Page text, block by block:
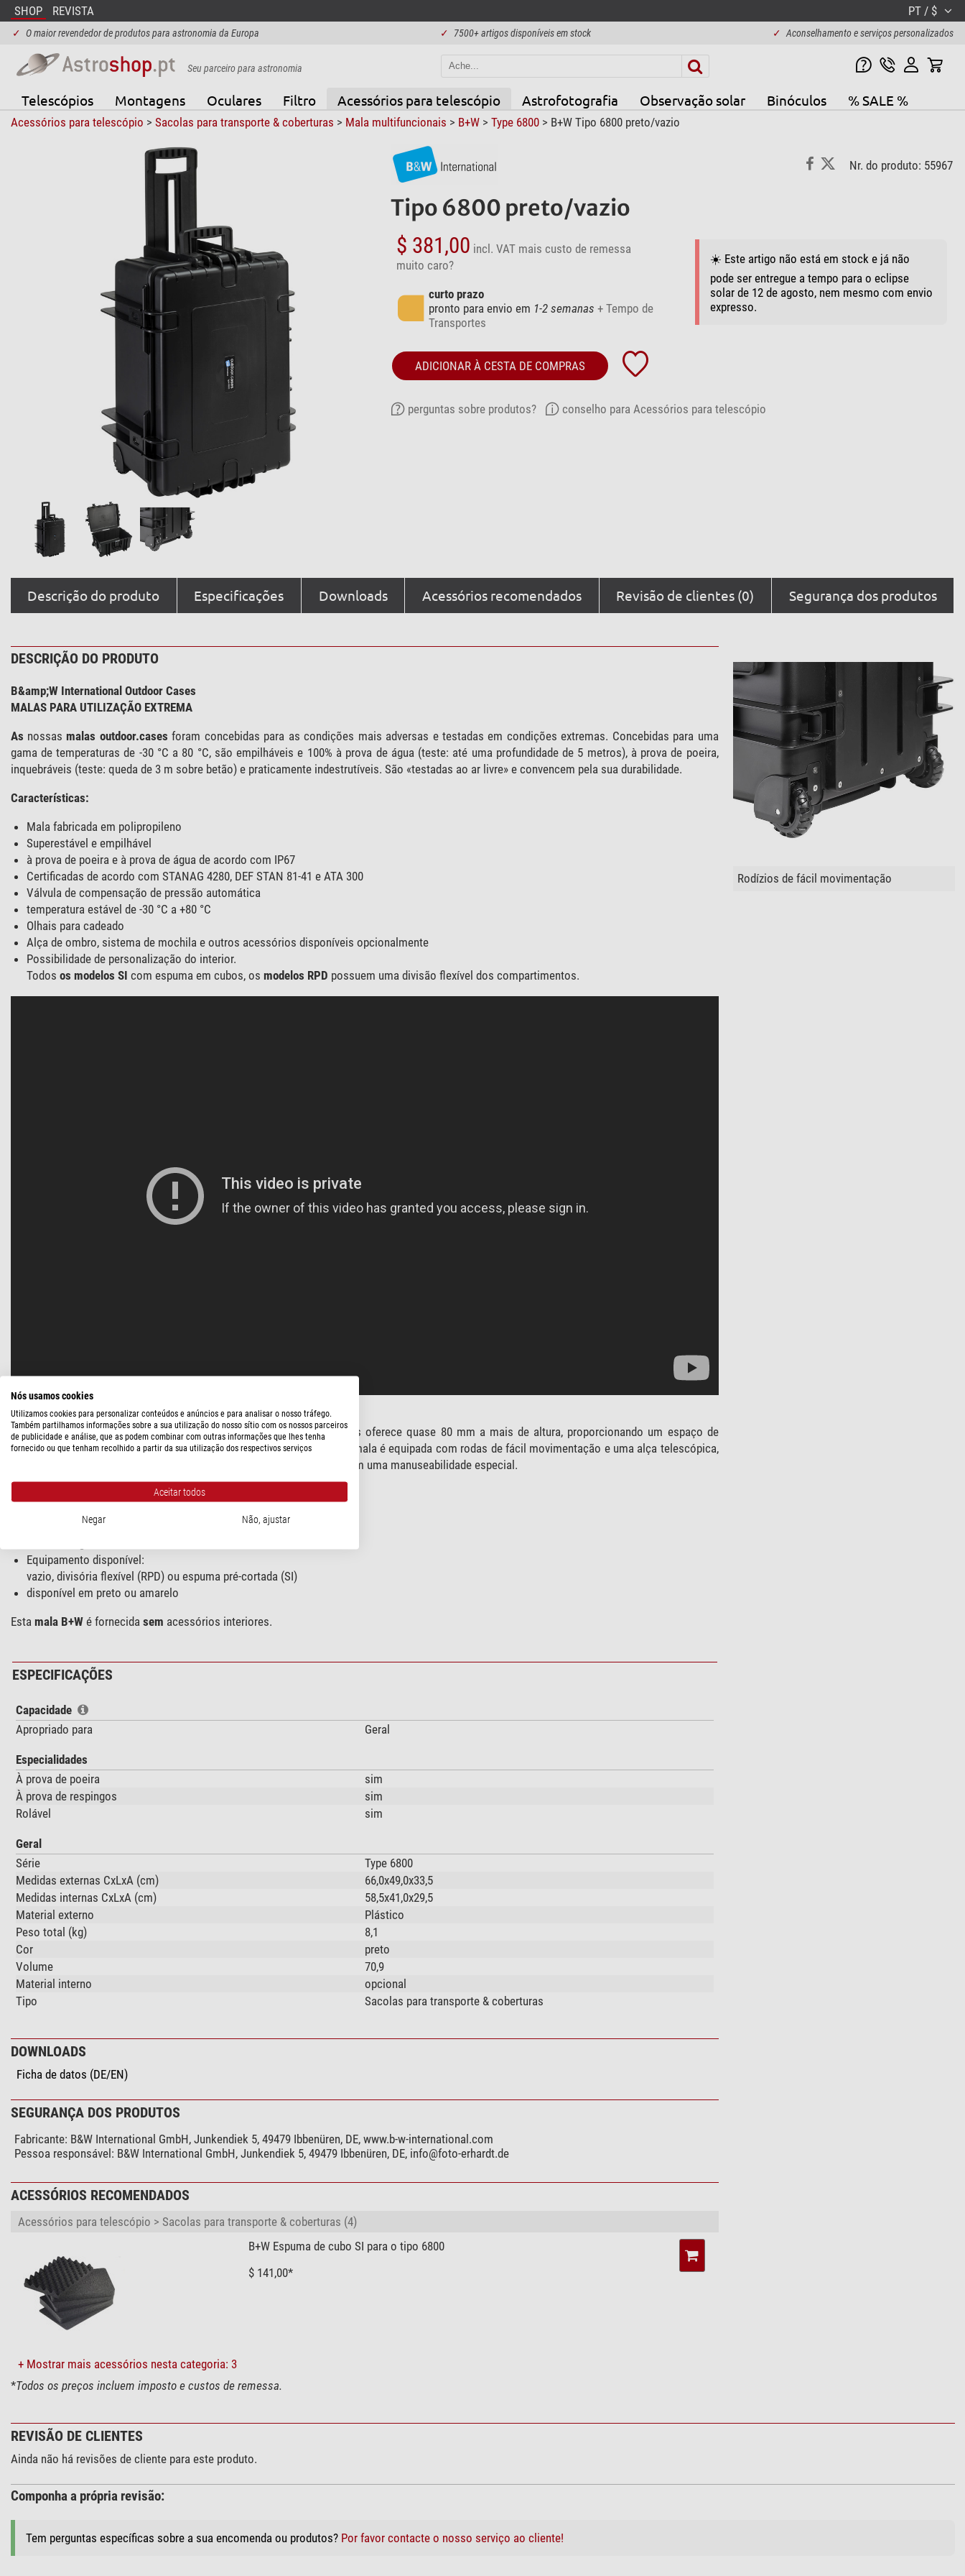
SHOP REVISTA PT / $
✓ O maior revendedor de produtos para astronomia da Europa ✓ 7500+ artigos disponíveis em stock ✓ Aconselhamento e serviços personalizados
Seu parceiro para astronomia
Telescópios Montagens Oculares Filtro Acessórios para telescópio Astrofotografia Observação solar Binóculos % SALE %
Acessórios para telescópio > Sacolas para transporte & coberturas > Mala multifuncionais > B+W> Type 6800> B+W Tipo 6800 preto/vazio
Nr. do produto: 55967
Tipo 6800 preto/vazio
$ 381,00 incl. VAT mais custo de remessa
muito caro?
curto prazo
pronto para envio em 1-2 semanas + Tempo de
Transportes
☀️ Este artigo não está em stock e já não
pode ser entregue a tempo para o eclipse
solar de 12 de agosto, nem mesmo com envio
expresso.
ADICIONAR À CESTA DE COMPRAS
perguntas sobre produtos? conselho para Acessórios para telescópio
Descrição do produto Especificações Downloads Acessórios recomendados Revisão de clientes (0) Segurança dos produtos
DESCRIÇÃO DO PRODUTO
B&amp;W International Outdoor Cases
MALAS PARA UTILIZAÇÃO EXTREMA
As nossasmalas outdoor.cases foram concebidas para as condições mais adversas e testadas em condições extremas. Concebidas para uma
gama de temperaturas de -30 °C a 80 °C, são empilháveis e 100% à prova de água (teste: até uma profundidade de 5 metros), à prova de poeira,
inquebráveis (teste: queda de 3 m sobre betão) e praticamente indestrutíveis. São «testadas ao ar livre» e convencem pela sua durabilidade.
Características:
Mala fabricada em polipropileno
Superestável e empilhável
à prova de poeira e à prova de água de acordo com IP67
Certificadas de acordo com STANAG 4280, DEF STAN 81-41 e ATA 300
Válvula de compensação de pressão automática
temperatura estável de -30 °C a +80 °C
Olhais para cadeado
Alça de ombro, sistema de mochila e outros acessórios disponíveis opcionalmente
Possibilidade de personalização do interior.
Todos os modelos SI com espuma em cubos, os modelos RPD possuem uma divisão flexível dos compartimentos.
B&amp;W Outdoor Cases Série 6800
O Type 6800 tem o mesmo comprimento e largura do Type 6500, mas oferece quase 80 mm a mais de altura, proporcionando um espaço de
armazenamento especialmente amplo. Assim como o Type 6700, esta mala é equipada com rodas de fácil movimentação e uma alça telescópica,
permitindo um transporte rápido e simples. Além disso, 3 alças oferecem uma manuseabilidade especial.
Dimensões externas: 660 x 490 x 335 mm
Volume: 70,9 l
Equipamento disponível:
vazio, divisória flexível (RPD) ou espuma pré-cortada (SI)
disponível em preto ou amarelo
Esta mala B+Wé fornecida sem acessórios interiores.
ESPECIFICAÇÕES
Capacidade
Apropriado para
Geral
Especialidades
À prova de poeira
sim
À prova de respingos
sim
Rolável
sim
Geral
Série
Type 6800
Medidas externas CxLxA (cm)
66,0x49,0x33,5
Medidas internas CxLxA (cm)
58,5x41,0x29,5
Material externo
Plástico
Peso total (kg)
8,1
Cor
preto
Volume
70,9
Material interno
opcional
Tipo
Sacolas para transporte & coberturas
DOWNLOADS
Ficha de datos (DE/EN)
SEGURANÇA DOS PRODUTOS
Fabricante: B&W International GmbH, Junkendiek 5, 49479 Ibbenüren, DE, www.b-w-international.com
Pessoa responsável: B&W International GmbH, Junkendiek 5, 49479 Ibbenüren, DE, info@foto-erhardt.de
ACESSÓRIOS RECOMENDADOS
Acessórios para telescópio > Sacolas para transporte & coberturas (4)
B+W Espuma de cubo SI para o tipo 6800
$ 141,00*
+ Mostrar mais acessórios nesta categoria: 3
*Todos os preços incluem imposto e custos de remessa.
Rodízios de fácil movimentação
REVISÃO DE CLIENTES
Ainda não há revisões de cliente para este produto.
Componha a própria revisão:
Tem perguntas específicas sobre a sua encomenda ou produtos? Por favor contacte o nosso serviço ao cliente!
Nós usamos cookies
Utilizamos cookies para personalizar conteúdos e anúncios e para analisar o nosso tráfego.
Também partilhamos informações sobre a sua utilização do nosso sítio com os nossos parceiros
de publicidade e análise, que as podem combinar com outras informações que lhes tenha
fornecido ou que tenham recolhido a partir da sua utilização dos respectivos serviços
Aceitar todos
Negar Não, ajustar